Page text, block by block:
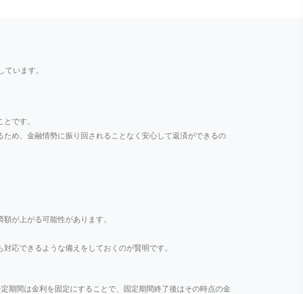
います。
です。
め、金融情勢に振り回されることなく安心して返済ができるの
が上がる可能性があります。
応できるような備えをしておくのが賢明です。
期間は金利を固定にすることで、固定期間終了後はその時点の金